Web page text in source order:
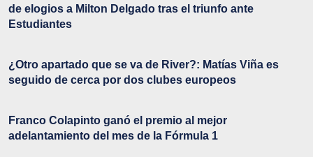
de elogios a Milton Delgado tras el triunfo ante
Estudiantes
¿Otro apartado que se va de River?: Matías Viña es
seguido de cerca por dos clubes europeos
Franco Colapinto ganó el premio al mejor
adelantamiento del mes de la Fórmula 1